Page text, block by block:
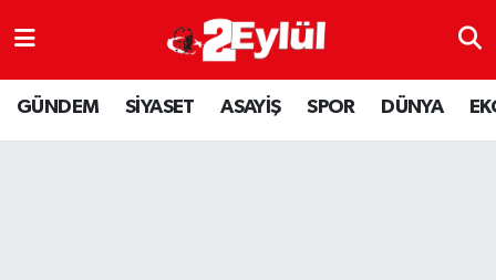
GÜNDEM SİYASET ASAYİŞ SPOR DÜNYA
ASAYİŞ
DÜNYA
Nöbetçi Eczaneler
Hava Durumu